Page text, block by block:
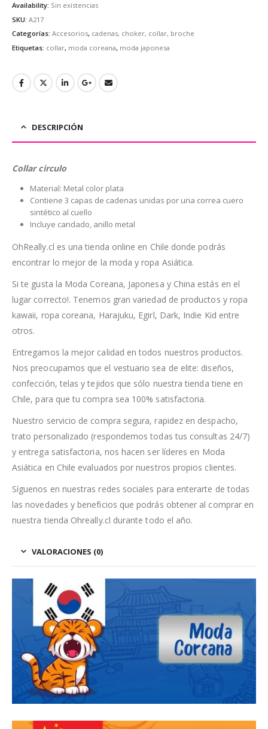
Availability: Sin existencias
SKU: A217
Categorías: Accesorios, cadenas, choker, collar, broche
Etiquetas: collar, moda coreana, moda japonesa
DESCRIPCIÓN
Collar circulo
Material: Metal color plata
Contiene 3 capas de cadenas unidas por una correa cuero
sintético al cuello
Incluye candado, anillo metal
OhReally.cl es una tienda online en Chile donde podrás
encontrar lo mejor de la moda y ropa Asiática.
Si te gusta la Moda Coreana, Japonesa y China estás en el
lugar correcto!. Tenemos gran variedad de productos y ropa
kawaii, ropa coreana, Harajuku, Egirl, Dark, Indie Kid entre
otros.
Entregamos la mejor calidad en todos nuestros productos.
Nos preocupamos que el vestuario sea de elite: diseños,
confección, telas y tejidos que sólo nuestra tienda tiene en
Chile, para que tu compra sea 100% satisfactoria.
Nuestro servicio de compra segura, rapidez en despacho,
trato personalizado (respondemos todas tus consultas 24/7)
y entrega satisfactoria, nos hacen ser líderes en Moda
Asiática en Chile evaluados por nuestros propios clientes.
Síguenos en nuestras redes sociales para enterarte de todas
las novedades y beneficios que podrás obtener al comprar en
nuestra tienda Ohreally.cl durante todo el año.
VALORACIONES (0)